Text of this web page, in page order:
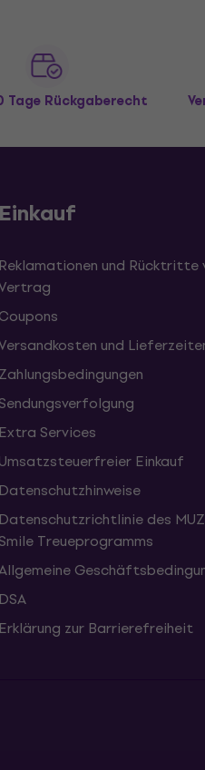
Tage Rückgaberecht
Einkauf
Reklamationen und Rücktritte
Coupons
und
Zahlungsbedingungen
Extra Services
Umsatzsteuerfreier Einkauf
Datenschutzhinweise
Datenschutzrichtlinie des
Treueprogramms
DSA
Erklärung zur Barrierefreiheit